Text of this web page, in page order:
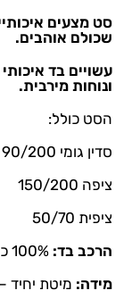
סט מצעים
שכולם אוהבים.
ונוחות מירבית.
הסט כולל:
סדין גומי 90/200
ציפה 150/200
ציפית 50/70
הרכב בד:100% כותנה.
מידה: מיטת יחיד – 90/200 ס״מ